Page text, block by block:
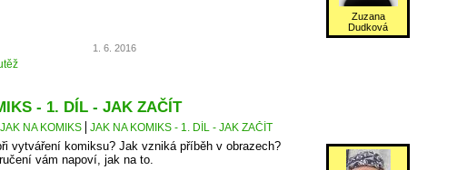
Zuzana
Dudková
1. 6. 2016
- 1. DÍL - JAK ZAČÍT
JAK NA KOMIKS JAK NA KOMIKS - 1. DÍL - JAK ZAČÍT
vytváření komiksu? Jak vzniká příběh v obrazech?
vám napoví, jak na to.